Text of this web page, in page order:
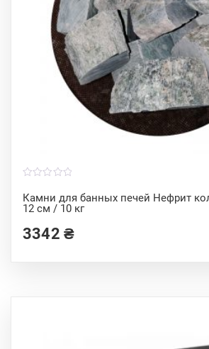
Камни для банных печей Нефрит
12 см / 10 кг
o
u
t
f
5
3342 ₴